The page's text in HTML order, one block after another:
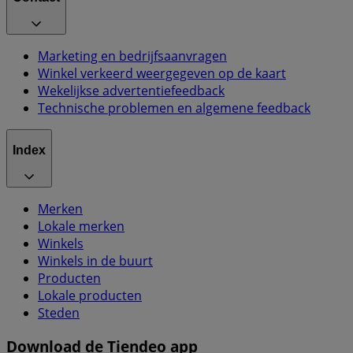
Marketing en bedrijfsaanvragen
Winkel verkeerd weergegeven op de kaart
Wekelijkse advertentiefeedback
Technische problemen en algemene feedback
Index
Merken
Lokale merken
Winkels
Winkels in de buurt
Producten
Lokale producten
Steden
Download de Tiendeo app